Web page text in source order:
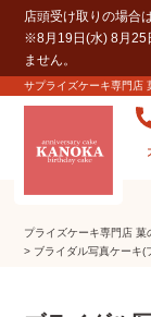
店頭受け取りの場合
※8月19日(水) 8月25
ません。
サプライズケーキ専門店
プライズケーキ専⾨店 菓
ブライダル写真ケーキ(